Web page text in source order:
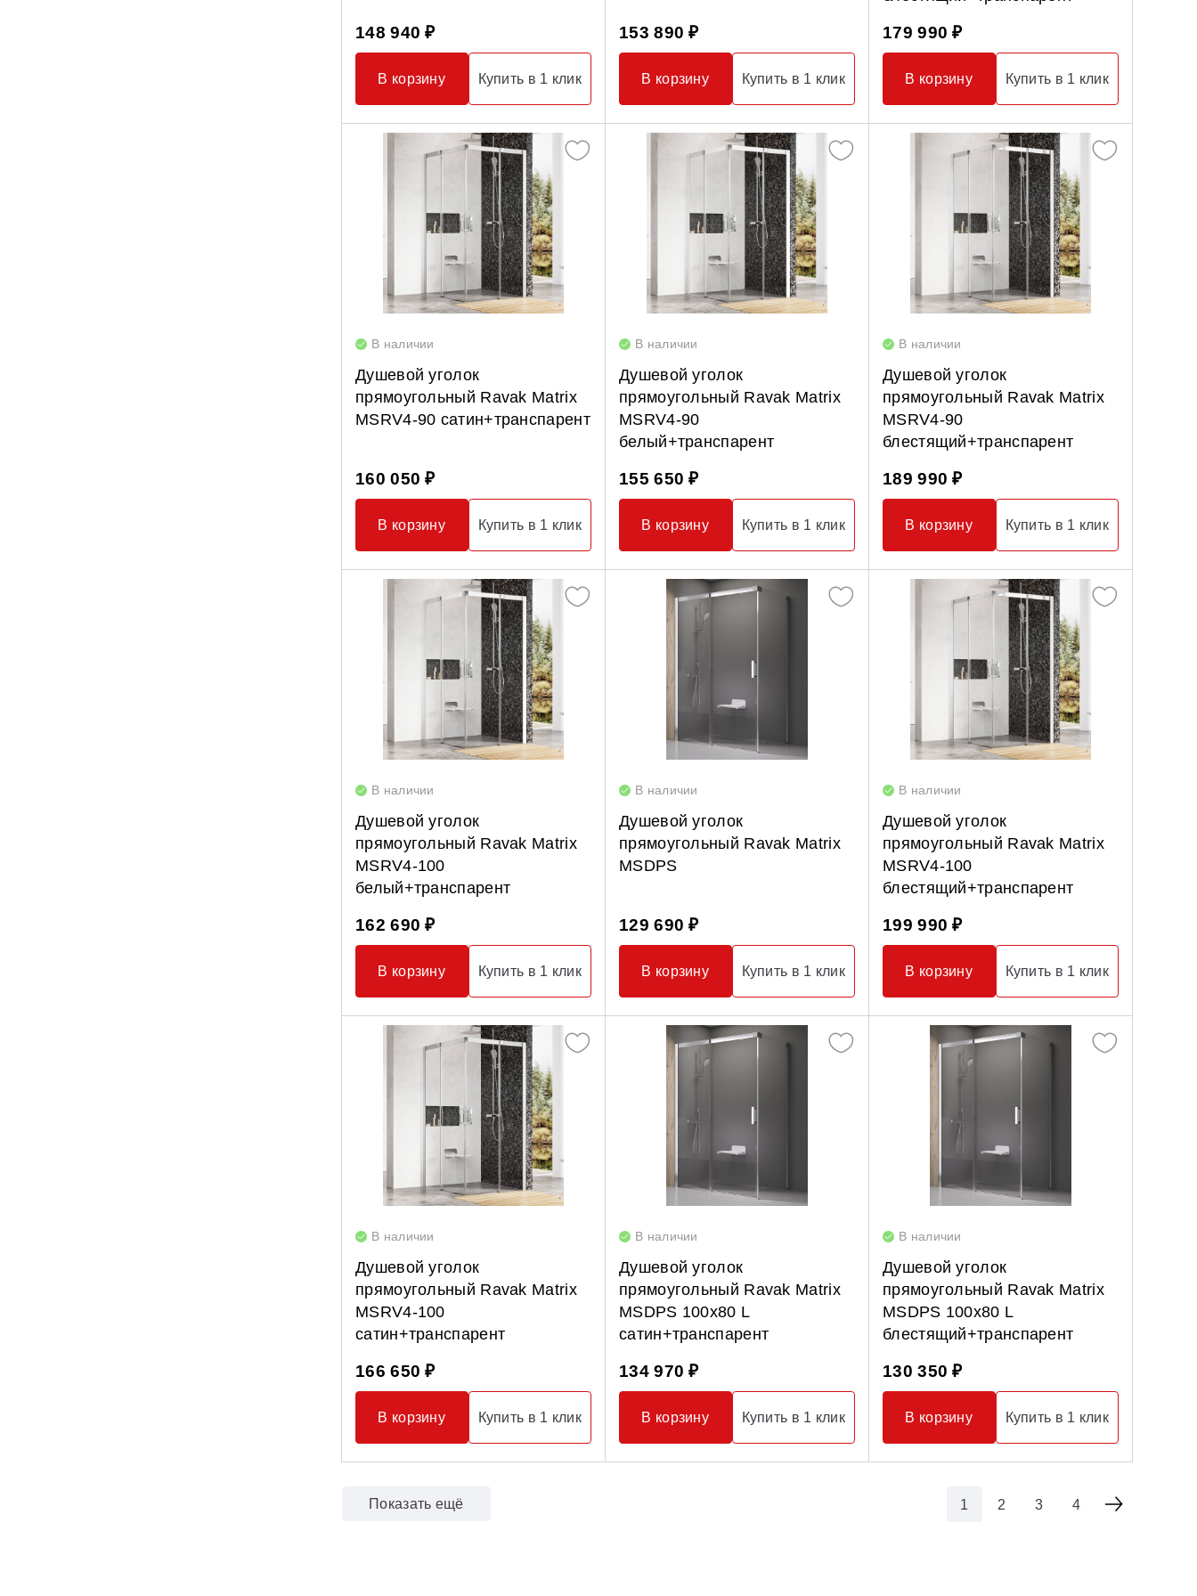
148 940 ₽
В корзину Купить в 1 клик
153 890 ₽
В корзину Купить в 1 клик
179 990 ₽
В корзину Купить в 1 клик
В наличии
Душевой уголок
прямоугольный Ravak Matrix
MSRV4-90 сатин+транспарент
160 050 ₽
В корзину Купить в 1 клик
В наличии
Душевой уголок
прямоугольный Ravak Matrix
MSRV4-90
белый+транспарент
155 650 ₽
В корзину Купить в 1 клик
В наличии
Душевой уголок
прямоугольный Ravak Matrix
MSRV4-90
блестящий+транспарент
189 990 ₽
В корзину Купить в 1 клик
В наличии
Душевой уголок
прямоугольный Ravak Matrix
MSRV4-100
белый+транспарент
162 690 ₽
В корзину Купить в 1 клик
В наличии
Душевой уголок
прямоугольный Ravak Matrix
MSDPS
129 690 ₽
В корзину Купить в 1 клик
В наличии
Душевой уголок
прямоугольный Ravak Matrix
MSRV4-100
блестящий+транспарент
199 990 ₽
В корзину Купить в 1 клик
В наличии
Душевой уголок
прямоугольный Ravak Matrix
MSRV4-100
сатин+транспарент
166 650 ₽
В корзину Купить в 1 клик
В наличии
Душевой уголок
прямоугольный Ravak Matrix
MSDPS 100х80 L
сатин+транспарент
134 970 ₽
В корзину Купить в 1 клик
В наличии
Душевой уголок
прямоугольный Ravak Matrix
MSDPS 100х80 L
блестящий+транспарент
130 350 ₽
В корзину Купить в 1 клик
Показать ещё 1 2 3 4